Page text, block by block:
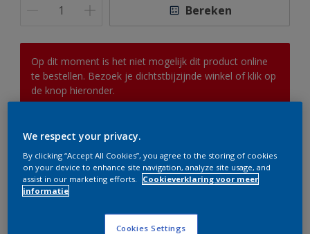
Bereken
Op dit moment is het niet mogelijk dit product online
te bestellen. Bezoek je dichtstbijzijnde winkel of klik op
de knop hieronder.
Boodschappenlijst
Vind een verkooppunt
Voeg toe aan project
We respect your privacy.
By clicking “Accept All Cookies”, you agree to the storing of cookies
on your device to enhance site navigation, analyze site usage, and
assist in our marketing efforts.
Cookieverklaring voor meer
informatie
Cookies Settings